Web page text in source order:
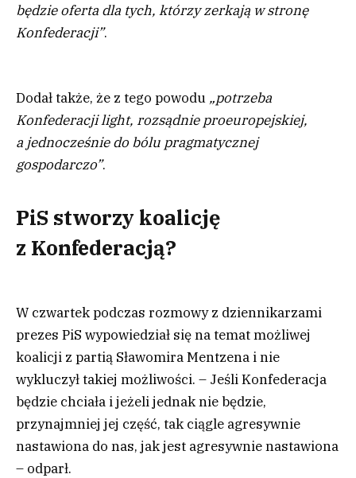
będzie oferta dla tych, którzy zerkają w stronę
Konfederacji”.
Dodał także, że z tego powodu „potrzeba
Konfederacji light, rozsądnie proeuropejskiej,
a jednocześnie do bólu pragmatycznej
gospodarczo”.
PiS stworzy koalicję
z Konfederacją?
W czwartek podczas rozmowy z dziennikarzami
prezes PiS wypowiedział się na temat możliwej
koalicji z partią Sławomira Mentzena i nie
wykluczył takiej możliwości. – Jeśli Konfederacja
będzie chciała i jeżeli jednak nie będzie,
przynajmniej jej część, tak ciągle agresywnie
nastawiona do nas, jak jest agresywnie nastawiona
– odparł.